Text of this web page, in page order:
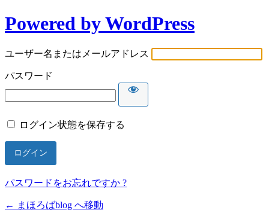
Powered by WordPress
ユーザー名またはメールアドレス
パスワード
ログイン状態を保存する
パスワードをお忘れですか ?
← まほろばblog へ移動